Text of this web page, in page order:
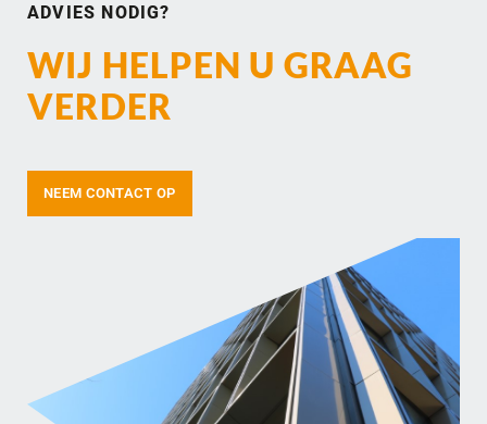
ADVIES NODIG?
WIJ HELPEN U GRAAG
VERDER
NEEM CONTACT OP